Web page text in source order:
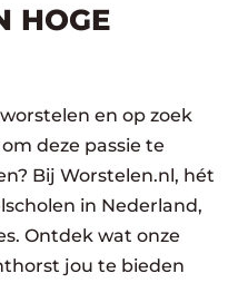
HOGE
en op zoek
deze passie te
Bij Worstelen.nl, hét
in Nederland,
Ontdek wat onze
jou te bieden